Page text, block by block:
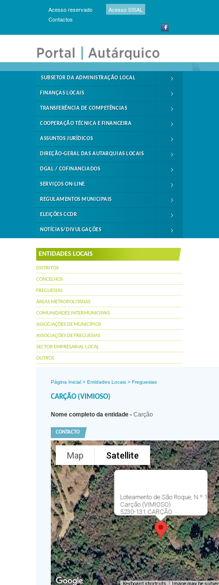
Acesso reservado
Acesso SISAL
Contactos
SUBSETOR DA ADMINISTRAÇÃO LOCAL
FINANÇAS LOCAIS
TRANSFERÊNCIA DE COMPETÊNCIAS
COOPERAÇÃO TÉCNICA E FINANCEIRA
ASSUNTOS JURÍDICOS
DIREÇÃO-GERAL DAS AUTARQUIAS LOCAIS
DGAL / COFINANCIADOS
SERVIÇOS ON-LINE
REGULAMENTOS MUNICIPAIS
ELEIÇÕES CCDR
NOTÍCIAS/DIVULGAÇÕES
ENTIDADES LOCAIS
DISTRITOS
CONCELHOS
FREGUESIAS
ÁREAS METROPOLITANAS
COMUNIDADES INTERMUNICIPAIS
ASSOCIAÇÕES DE MUNICÍPIOS
ASSOCIAÇÕES DE FREGUESIAS
SECTOR EMPRESARIAL LOCAL
OUTROS
Página Inicial > Entidades Locais > Freguesias
CARÇÃO (VIMIOSO)
Nome completo da entidade - Carção
CONTACTO
Loteamento de São Roque, N.º 1
Carção (VIMIOSO)
5230-131 CARÇÃO
Map Satellite
Keyboard shortcuts Image may be